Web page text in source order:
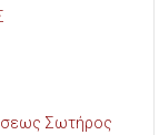
Σωτήρος